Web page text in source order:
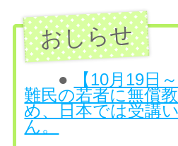
●
【10月19日
難民の若者に無償
め、日本では受講
ん。